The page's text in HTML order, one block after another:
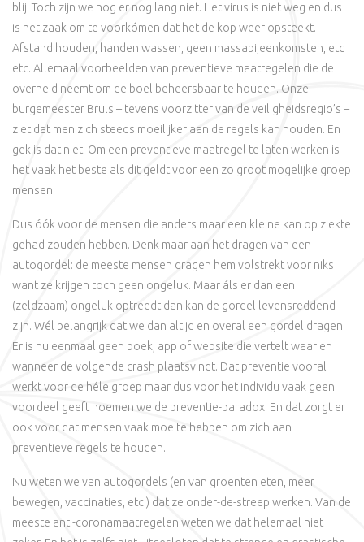
blij. Toch zijn we nog er nog lang niet. Het virus is niet weg en dus
is het zaak om te voorkómen dat het de kop weer opsteekt.
Afstand houden, handen wassen, geen massabijeenkomsten, etc
etc. Allemaal voorbeelden van preventieve maatregelen die de
overheid neemt om de boel beheersbaar te houden. Onze
burgemeester Bruls – tevens voorzitter van de veiligheidsregio’s –
ziet dat men zich steeds moeilijker aan de regels kan houden. En
gek is dat niet. Om een preventieve maatregel te laten werken is
het vaak het beste als dit geldt voor een zo groot mogelijke groep
mensen.
Dus óók voor de mensen die anders maar een kleine kan op ziekte
gehad zouden hebben. Denk maar aan het dragen van een
autogordel: de meeste mensen dragen hem volstrekt voor niks
want ze krijgen toch geen ongeluk. Maar áls er dan een
(zeldzaam) ongeluk optreedt dan kan de gordel levensreddend
zijn. Wél belangrijk dat we dan altijd en overal een gordel dragen.
Er is nu eenmaal geen boek, app of website die vertelt waar en
wanneer de volgende crash plaatsvindt. Dat preventie vooral
werkt voor de héle groep maar dus voor het individu vaak geen
voordeel geeft noemen we de preventie-paradox. En dat zorgt er
ook voor dat mensen vaak moeite hebben om zich aan
preventieve regels te houden.
Nu weten we van autogordels (en van groenten eten, meer
bewegen, vaccinaties, etc.) dat ze onder-de-streep werken. Van de
meeste anti-coronamaatregelen weten we dat helemaal niet